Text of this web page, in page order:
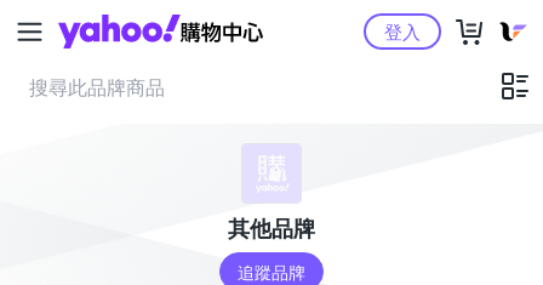
Yahoo購物中心登入
其他品牌
追蹤品牌